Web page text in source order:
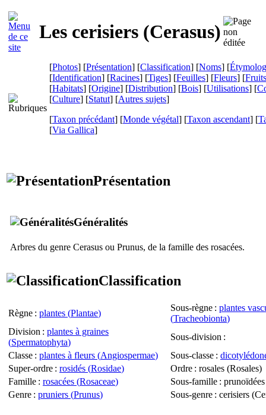
Les cerisiers (Cerasus)
[Photos] [Présentation] [Classification] [Noms] [
[Identification] [Racines] [Tiges] [Feuilles] [Fleurs] [Fruits
[Habitats] [Origine] [Distribution] [Bois] [Utilisations] [
[Culture] [Statut] [Autres sujets]
[Taxon précédant] [Monde végétal] [Taxon ascendant] [
[Via Gallica]
Présentation
Généralités
Arbres du genre Cerasus ou Prunus, de la famille des rosacées.
Classification
Règne : plantes (Plantae)
Sous-règne : plantes
(Tracheobionta)
Division : plantes à graines
(Spermatophyta)
Sous-division :
Classe : plantes à fleurs (Angiospermae) Sous-classe :
Super-ordre : rosidés (Rosidae) Ordre : rosales (Rosales)
Famille : rosacées (Rosaceae) Sous-famille :
Genre : pruniers (Prunus) Sous-genre : cerisiers (